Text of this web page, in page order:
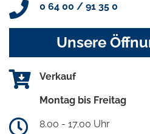
0 64 00 / 91 35 0
Unsere
Verkauf
Montag bis Freitag
8.00 - 17.00 Uhr